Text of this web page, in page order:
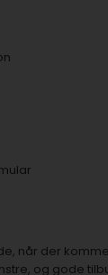
når der
og gode